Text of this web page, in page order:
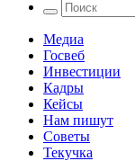
Медиа
Госвеб
Инвестиции
Кадры
Кейсы
Нам пишут
Советы
Текучка